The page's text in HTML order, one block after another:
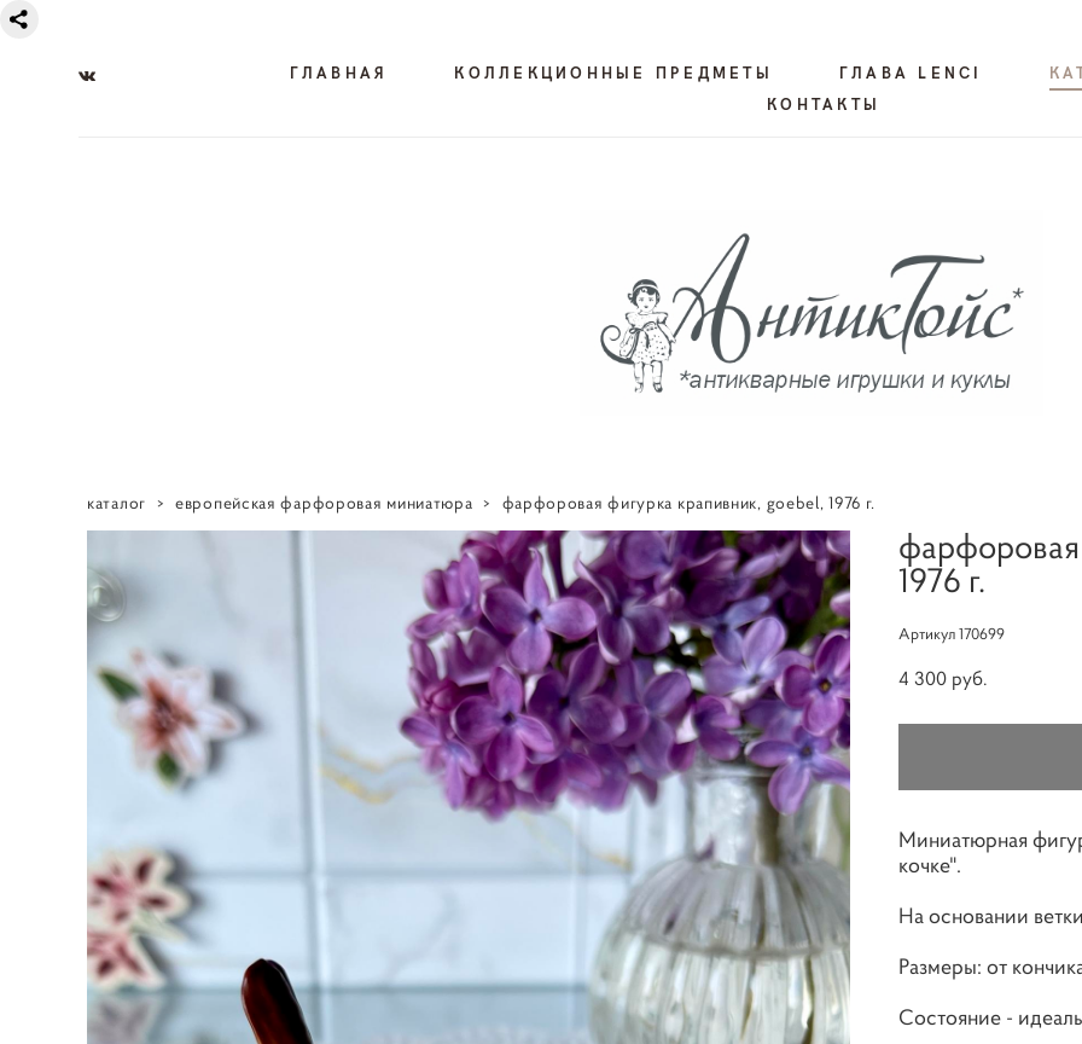
ГЛАВНАЯ КОЛЛЕКЦИОННЫЕ ПРЕДМЕТЫ ГЛАВА LENCI
КОНТАКТЫ
каталог > европейская фарфоровая миниатюра > фарфоровая фигурка крапивник, goebel, 1976 г.
1976 г.
Артикул 170699
4 300 pуб.
Миниатюрная
кочке".
На основании
Размеры: от
Состояние -